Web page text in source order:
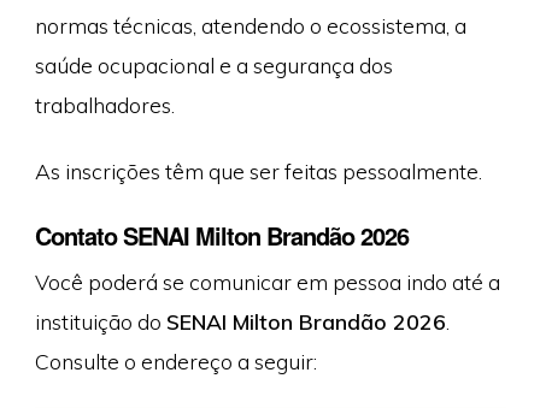
normas técnicas, atendendo o ecossistema, a
saúde ocupacional e a segurança dos
trabalhadores.
As inscrições têm que ser feitas pessoalmente.
Contato SENAI Milton Brandão 2026
Você poderá se comunicar em pessoa indo até a
instituição do SENAI Milton Brandão 2026
Consulte o endereço a seguir: